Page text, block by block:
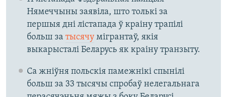
Нямеччыны заявіла, што толькі за
першыя дні лістапада ў краіну трапілі
больш за тысячумігрантаў, якія
выкарысталі Беларусь як краіну транзыту.
Са жніўня польскія памежнікі спынілі
больш за 33 тысячы спробаў нелегальнага